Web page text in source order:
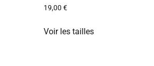
19,00 €
Voir les tailles